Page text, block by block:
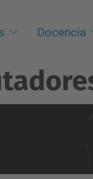
Docencia